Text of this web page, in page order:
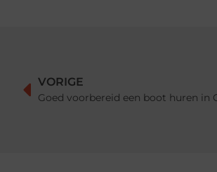
VORIGE
Goed voorbereid een boot huren in